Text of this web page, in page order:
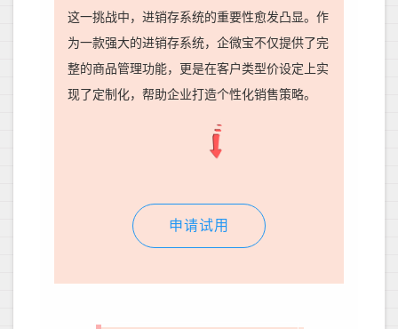
这一挑战中，进销存系统的重要性愈发凸显。作
为一款强大的进销存系统，企微宝不仅提供了完
整的商品管理功能，更是在客户类型价设定上实
现了定制化，帮助企业打造个性化销售策略。
申请试用